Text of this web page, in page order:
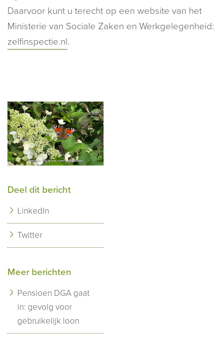
Daarvoor kunt u terecht op een website van het
Ministerie van Sociale Zaken en Werkgelegenheid:
zelfinspectie.nl.
Deel dit bericht
LinkedIn
Twitter
Meer berichten
Pensioen DGA gaat
in: gevolg voor
gebruikelijk loon